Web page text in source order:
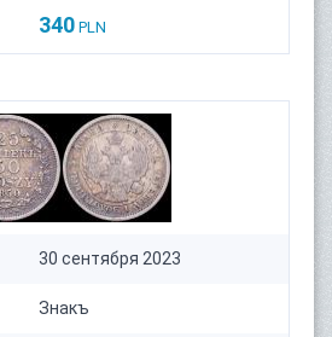
340 PLN
30 сентября 2023
Знакъ